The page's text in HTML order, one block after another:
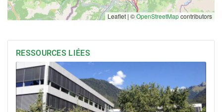
Leaflet | ©OpenStreetMapcontributors
RESSOURCES LIÉES